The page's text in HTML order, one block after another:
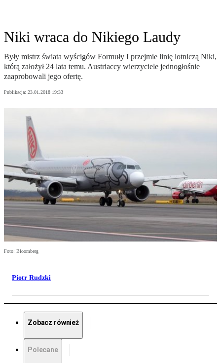
Niki wraca do Nikiego Laudy
Były mistrz świata wyścigów Formuły I przejmie linię lotniczą Niki,
którą założył 24 lata temu. Austriaccy wierzyciele jednogłośnie
zaaprobowali jego ofertę.
Publikacja: 23.01.2018 19:33
Foto: Bloomberg
Piotr Rudzki
Zobacz również
Polecane